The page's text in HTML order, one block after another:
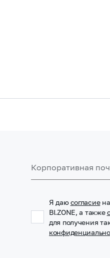
Я даюсогласиена
BI.ZONE, а также
для получения